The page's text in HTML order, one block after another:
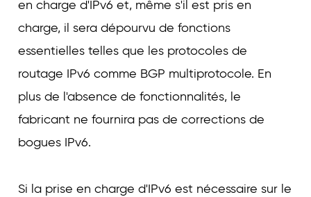
en charge d'IPv6 et, même s'il est pris en
charge, il sera dépourvu de fonctions
essentielles telles que les protocoles de
routage IPv6 comme BGP multiprotocole. En
plus de l'absence de fonctionnalités, le
fabricant ne fournira pas de corrections de
bogues IPv6.
Si la prise en charge d'IPv6 est nécessaire sur le